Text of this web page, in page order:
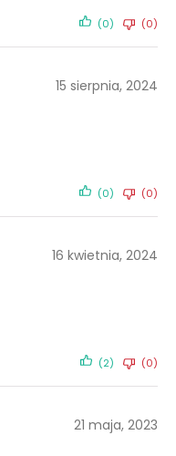
(0) (0)
15 sierpnia, 2024
(0) (0)
16 kwietnia, 2024
(2) (0)
21 maja, 2023